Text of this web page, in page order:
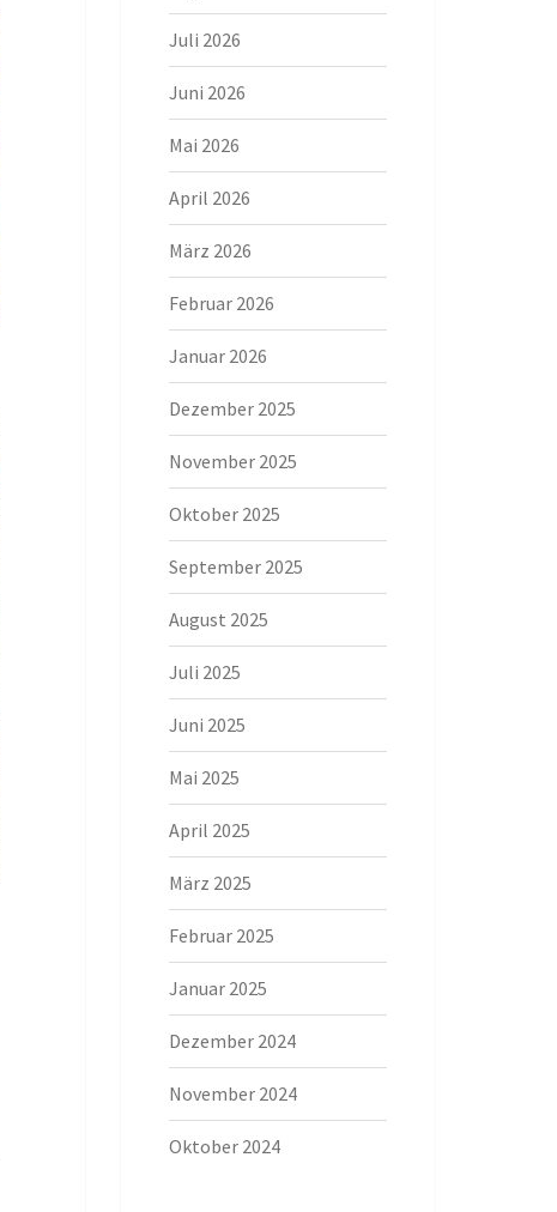
Juli 2026
Juni 2026
Mai 2026
April 2026
März 2026
Februar 2026
Januar 2026
Dezember 2025
November 2025
Oktober 2025
September 2025
August 2025
Juli 2025
Juni 2025
Mai 2025
April 2025
März 2025
Februar 2025
Januar 2025
Dezember 2024
November 2024
Oktober 2024